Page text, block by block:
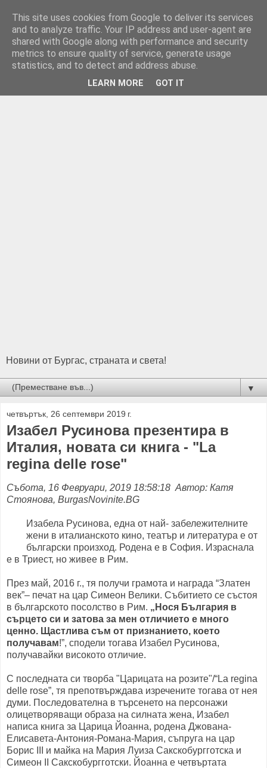
Новини от Бургас, страната и света!
▼
четвъртък, 26 септември 2019 г.
Изабел Русинова презентира в
Италия, новата си книга - "La
regina delle rose"
Събота, 16 Февруари, 2019 18:58:18 Автор: Катя
Стоянова, BurgasNovinite.BG
Изабела Русинова, една от най- забележителните
жени в италианското кино, театър и литература е от
български произход. Родена е в София. Израснала
е в Триест, но живее в Рим.
През май, 2016 г., тя получи грамота и награда “Златен
век”– печат на цар Симеон Велики. Събитието се състоя
в българското посолство в Рим. „Нося България в
сърцето си и затова за мен отличието е много
ценно. Щастлива съм от признанието, което
получавам!”, сподели тогава Изабел Русинова,
получавайки високото отличие.
С последната си творба "Царицата на розите"/“La regina
delle rose”, тя препотвърждава изречените тогава от нея
думи. Последователна в търсенето на персонажи
олицетворяващи образа на силната жена, Изабел
написа книга за Царица Йоанна, родена Джована-
Елисавета-Антония-Романа-Мария, съпруга на цар
Борис III и майка на Мария Луиза Сакскобургготска и
Симеон II Сакскобургготски. Йоанна е четвъртата
This site uses cookies from Google to deliver its services
and to analyze traffic. Your IP address and user-agent are
shared with Google along with performance and security
metrics to ensure quality of service, generate usage
statistics, and to detect and address abuse.
LEARN MORE GOT IT